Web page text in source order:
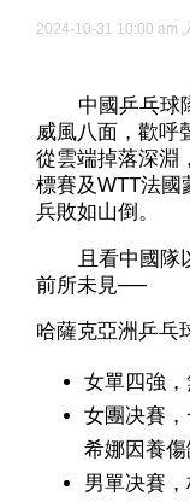
2024-10-31 10:00 am
中國乒乓球隊
威風八面，歡呼
從雲端掉落深淵
標賽及WTT法國
兵敗如山倒。
且看中國隊以
前所未見──
哈薩克亞洲乒乓
女單四強，
女團决賽
希娜因養傷
男單决賽